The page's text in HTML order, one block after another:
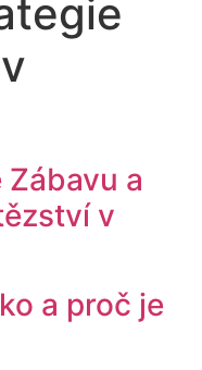
Zábavu a
v
a proč je